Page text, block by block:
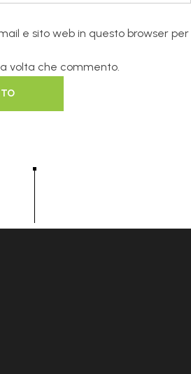
e sito web in questo browser per
volta che commento.